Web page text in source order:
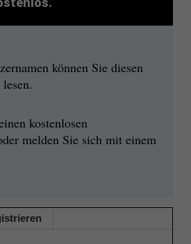
können Sie diesen
kostenlosen
melden Sie sich mit einem